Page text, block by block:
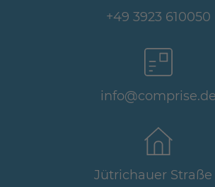
+49 3923 610050
info@comprise.de
Jütrichauer Straße